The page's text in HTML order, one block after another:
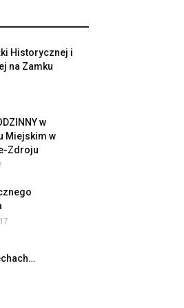
Historycznej i
na Zamku
w
Miejskim w
Zdroju